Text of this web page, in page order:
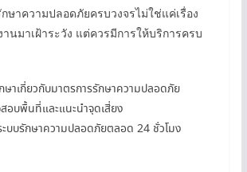
ษาความปลอดภัยครบวงจรไม่ใช่แค่เรื่อง
นมาเฝ้าระวัง แต่ควรมีการให้บริการครบ
ษาเกี่ยวกับมาตรการรักษาความปลอดภัย
อบพื้นที่และแนะนำจุดเสี่ยง
ะบบรักษาความปลอดภัยตลอด 24 ชั่วโมง